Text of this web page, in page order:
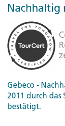
Nachhaltig
Gebeco -
2011 durch das
bestätigt.